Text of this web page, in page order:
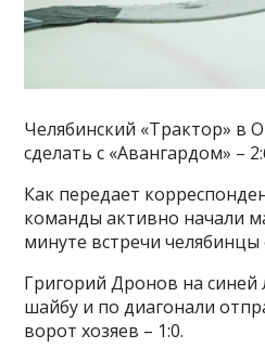
Челябинский «Трактор» в
сделать с «Авангардом» –
Как передает
команды активно начали
минуте встречи челябинцы
Григорий Дронов на синей
шайбу и по диагонали
ворот хозяев – 1:0.